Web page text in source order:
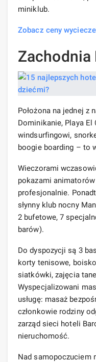
miniklub.
Zobacz ceny
Zachodnia
Położona na jednej z
Dominikanie, Playa
windsurfingowi,
boogie boarding – to
Wieczorami
pokazami
profesjonalnie.
słynny klub nocny
2 bufetowe, 7
barów).
Do dyspozycji są 3
korty tenisowe,
siatkówki, zajęcia
Wyspecjalizowani
usługę: masaż
członkowie rodziny
zarząd sieci hoteli
nieruchomość.
Nad samopoczuciem